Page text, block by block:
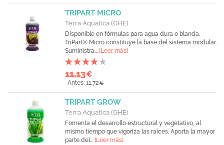
TRIPART MICRO
Terra Aquatica (GHE)
Disponible en fórmulas para agua dura o blanda,
TriPart® Micro constituye la base del sistema modular.
Suministra... [Leer más]
11,13€
Antes: 11,72€
TRIPART GROW
Terra Aquatica (GHE)
Fomenta el desarrollo estructural y vegetativo, al
mismo tiempo que vigoriza las raíces. Aporta la mayor
parte del... [Leer más]